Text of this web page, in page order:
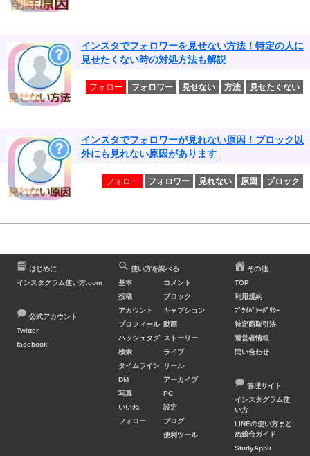
インスタでフォロワーを見せない方法！特定の人に
見せたくない時の対処方法も解説
フォロー フォロワー 見せない 方法 見せたくない
インスタでフォロワーが見れない原因！ブロック以
外にも見れない原因があります
フォロー フォロワー 見れない 原因 ブロック
はじめに
インスタグラム使い方.com
公式アカウント
Twitter
facebook
使い方を調べる
基本
投稿
アカウント
プロフィール
ハッシュタグ
検索
タイムライン
DM
写真
いいね
フォロー
コメント
ブロック
キャプション
動画
ストーリー
ライブ
リール
アーカイブ
PC
設定
ブログ
便利ツール
その他
TOP
利用規約
ﾌﾟﾗｲﾊﾞｼｰﾎﾟﾘｼｰ
特定商取引法
運営者情報
問い合わせ
管理サイト
インスタグラム使
い方
LINEの使い方まと
め総合ガイド
StudyAppli